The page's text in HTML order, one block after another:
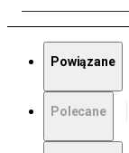
Powiązane
Polecane